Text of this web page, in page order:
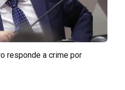
responde a crime por